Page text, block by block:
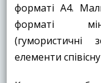
форматі А4.
форматі
елементи